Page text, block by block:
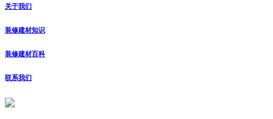
关于我们
装修建材知识
装修建材百科
联系我们